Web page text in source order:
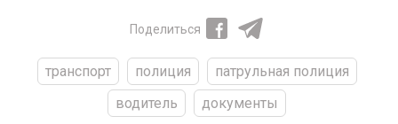
Поделиться
транспорт полиция
патрульная полиция
водитель
документы